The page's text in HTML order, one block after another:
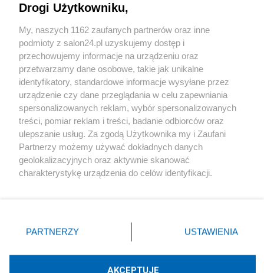
Sport
Społeczeństwo
Kultura
X Facebook Instagram Youtube
Drogi Użytkowniku,
My, naszych 1162 zaufanych partnerów oraz inne
podmioty z salon24.pl uzyskujemy dostęp i
przechowujemy informacje na urządzeniu oraz
przetwarzamy dane osobowe, takie jak unikalne
identyfikatory, standardowe informacje wysyłane przez
urządzenie czy dane przeglądania w celu zapewniania
spersonalizowanych reklam, wybór spersonalizowanych
treści, pomiar reklam i treści, badanie odbiorców oraz
ulepszanie usług. Za zgodą Użytkownika my i Zaufani
Partnerzy możemy używać dokładnych danych
geolokalizacyjnych oraz aktywnie skanować
charakterystykę urządzenia do celów identyfikacji.
zmienić/wycofać klikając przycisk ustawień prywatności
znajdujący się w lewym dolnym rogu strony
rodzaje przetwarzania danych nie wymagają zgody
użytkownika, ale masz prawo sprzeciwić się takiemu
PARTNERZY USTAWIENIA
AKCEPTUJĘ